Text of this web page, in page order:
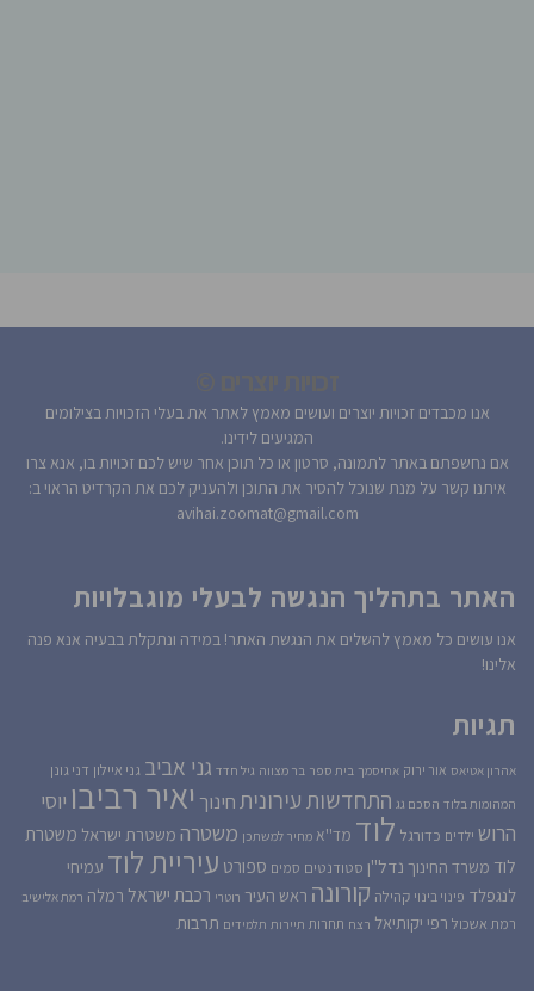
אנו מכבדים זכויות יוצרים ועושים מאמץ לאתר את בעלי הזכויות בצילומים
המגיעים לידינו.
אם נחשפתם באתר לתמונה, סרטון או כל תוכן אחר שיש לכם זכויות בו, אנא צרו
איתנו קשר על מנת שנוכל להסיר את התוכן ולהעניק לכם את הקרדיט הראוי ב:
avihai.zoomat@gmail.com
האתר בתהליך הנגשה לבעלי מוגבלויות
אנו עושים כל מאמץ להשלים את הנגשת האתר! במידה ונתקלת בבעיה אנא פנה
אלינו!
תגיות
אהרון אטיאס אור ירוק אחיסמך בית ספר בר מצווה גיל חדד גני אביב גני איילון דני גונן
המהומות בלוד הסכם גג התחדשות עירוניתחינוך יאיר רביבו יוסי
הרוש ילדים כדורגל לוד מד''א מחיר למשתכן משטרה משטרת ישראל משטרת
לוד משרד החינוך נדל''ן סטודנטים סמים ספורט עיריית לוד עמיחי
לנגפלד פינוי בינוי קהילה קורונה ראש העיר רוטרי רכבת ישראל רמלה רמת אלישיב
רמת אשכול רפי יקותיאל רצח תחרות תיירות תלמידים תרבות